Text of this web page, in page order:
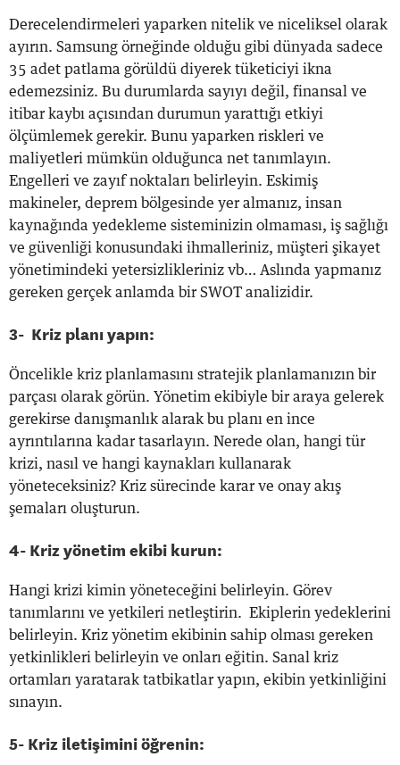
Derecelendirmeleri yaparken nitelik ve niceliksel olarak
ayırın. Samsung örneğinde olduğu gibi dünyada sadece
35 adet patlama görüldü diyerek tüketiciyi ikna
edemezsiniz. Bu durumlarda sayıyı değil, finansal ve
itibar kaybı açısından durumun yarattığı etkiyi
ölçümlemek gerekir. Bunu yaparken riskleri ve
maliyetleri mümkün olduğunca net tanımlayın.
Engelleri ve zayıf noktaları belirleyin. Eskimiş
makineler, deprem bölgesinde yer almanız, insan
kaynağında yedekleme sisteminizin olmaması, iş sağlığı
ve güvenliği konusundaki ihmalleriniz, müşteri şikayet
yönetimindeki yetersizlikleriniz vb… Aslında yapmanız
gereken gerçek anlamda bir SWOT analizidir.
3- Kriz planı yapın:
Öncelikle kriz planlamasını stratejik planlamanızın bir
parçası olarak görün. Yönetim ekibiyle bir araya gelerek
gerekirse danışmanlık alarak bu planı en ince
ayrıntılarına kadar tasarlayın. Nerede olan, hangi tür
krizi, nasıl ve hangi kaynakları kullanarak
yöneteceksiniz? Kriz sürecinde karar ve onay akış
şemaları oluşturun.
4- Kriz yönetim ekibi kurun:
Hangi krizi kimin yöneteceğini belirleyin. Görev
tanımlarını ve yetkileri netleştirin. Ekiplerin yedeklerini
belirleyin. Kriz yönetim ekibinin sahip olması gereken
yetkinlikleri belirleyin ve onları eğitin. Sanal kriz
ortamları yaratarak tatbikatlar yapın, ekibin yetkinliğini
sınayın.
5- Kriz iletişimini öğrenin: